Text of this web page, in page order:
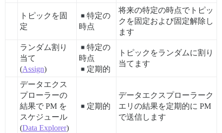
トピックを固
定
特定の
時点
将来の特定の時点でトピッ
クを固定および固定解除し
ます
ランダム割り
当て
(Assign)
特定の
時点
定期的
トピックをランダムに割り
当てます
データエクス
プローラーの
結果で PM を
スケジュール
(Data Explorer)
定期的
データエクスプローラーク
エリの結果を定期的に PM
で送信します